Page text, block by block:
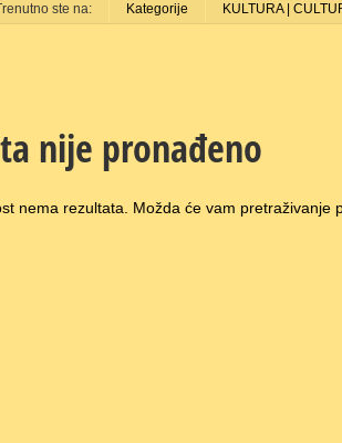
ste na: Kategorije KULTURA |
nije pronađeno
nema rezultata. Možda će vam pretraživanje